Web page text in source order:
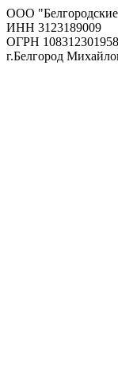
ООО
ИНН 3123189009
ОГРН
г.Белгород